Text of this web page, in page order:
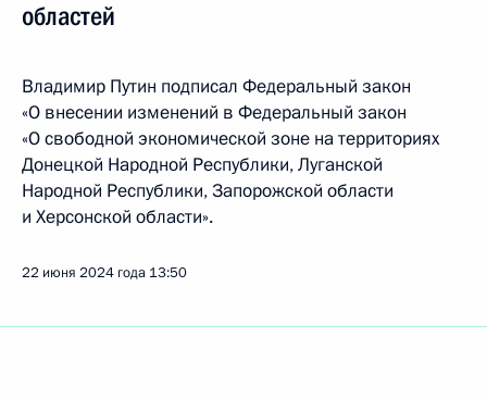
областей
Владимир Путин подписал Федеральный закон
«О внесении изменений в Федеральный закон
«О свободной экономической зоне на территориях
Донецкой Народной Республики, Луганской
Народной Республики, Запорожской области
и Херсонской области».
22 июня 2024 года 13:50